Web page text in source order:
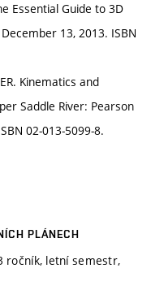
Essential Guide to 3D
13, 2013. ISBN
Kinematics and
Saddle River: Pearson
02-013-5099-8.
PLÁNECH
ročník, letní semestr,